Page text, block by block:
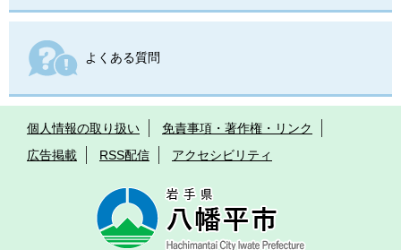
よくある質問
個人情報の取り扱い
免責事項・著作権・リンク
広告掲載
RSS配信 アクセシビリティ